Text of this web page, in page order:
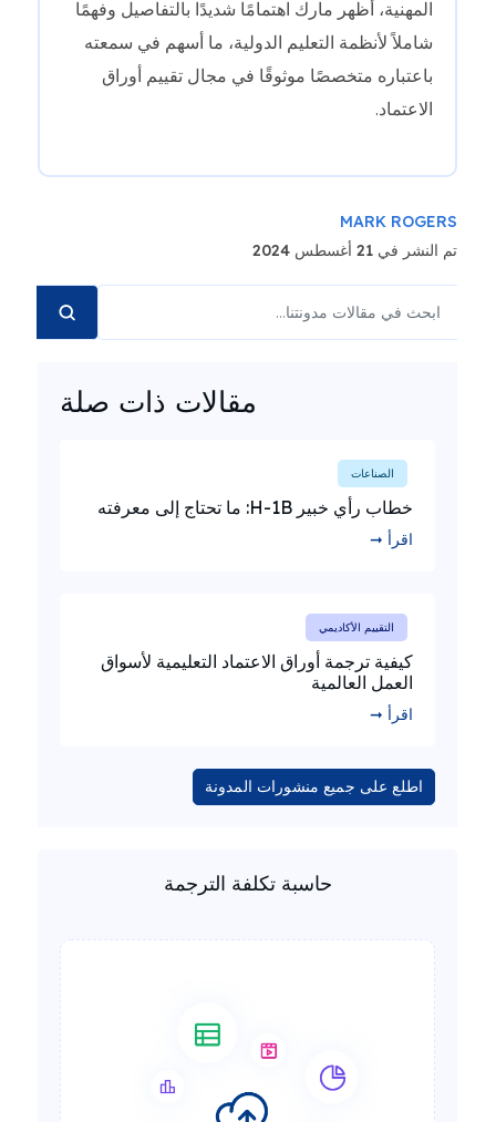
المهنية، أظهر مارك اهتمامًا شديدًا بالتفاصيل وفهمًا
شاملاً لأنظمة التعليم الدولية، ما أسهم في سمعته
باعتباره متخصصًا موثوقًا في مجال تقييم أوراق
الاعتماد.
MARK ROGERS
تم النشر في 21 أغسطس 2024
مقالات ذات صلة
الصناعات
خطاب رأي خبير H-1B: ما تحتاج إلى معرفته
اقرأ ➞
التقييم الأكاديمي
كيفية ترجمة أوراق الاعتماد التعليمية لأسواق
العمل العالمية
اقرأ ➞
اطلع على جميع منشورات المدونة
حاسبة تكلفة الترجمة